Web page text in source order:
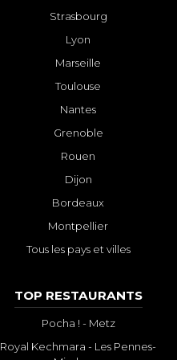
Strasbourg
Lyon
Marseille
Toulouse
Nantes
Grenoble
Rouen
Dijon
Bordeaux
Montpellier
Tous les pays et villes
TOP RESTAURANTS
Pocha ! - Metz
Royal Kechmara - Les Pennes-